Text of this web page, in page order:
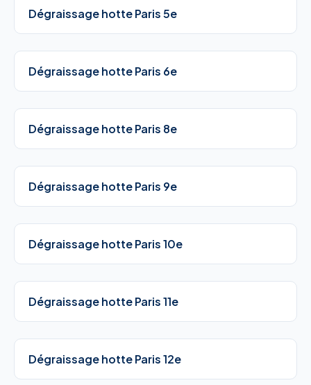
Dégraissage hotte Paris 5e
Dégraissage hotte Paris 6e
Dégraissage hotte Paris 8e
Dégraissage hotte Paris 9e
Dégraissage hotte Paris 10e
Dégraissage hotte Paris 11e
Dégraissage hotte Paris 12e